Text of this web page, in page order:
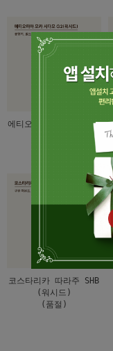
에티오피아 모카 시다모
코스타리카 따라주 SHB
(워시드)
(품절)